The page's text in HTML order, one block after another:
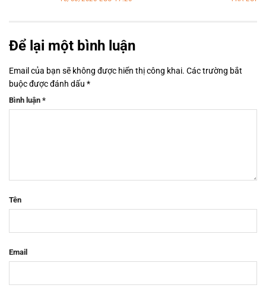
Để lại một bình luận
Email của bạn sẽ không được hiển thị công khai. Các trường bắt
buộc được đánh dấu *
Bình luận *
Tên
Email